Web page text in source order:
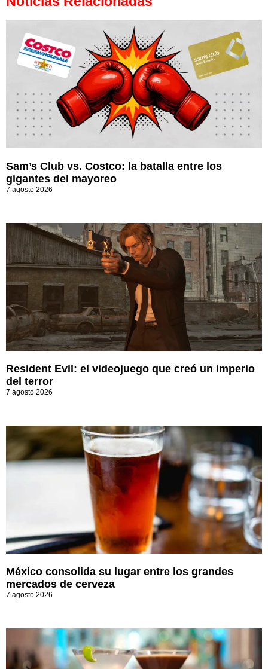
Sam’s Club vs. Costco: la batalla entre los
gigantes del mayoreo
7 agosto 2026
Resident Evil: el videojuego que creó un imperio
del terror
7 agosto 2026
México consolida su lugar entre los grandes
mercados de cerveza
7 agosto 2026